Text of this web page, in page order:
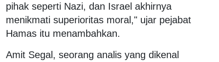
pihak seperti Nazi, dan Israel akhirnya
menikmati superioritas moral," ujar pejabat
Hamas itu menambahkan.
Amit Segal, seorang analis yang dikenal